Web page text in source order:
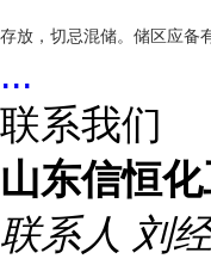
存放，切忌混储。储区应备
...
联系我们
山东信恒
联系人 刘